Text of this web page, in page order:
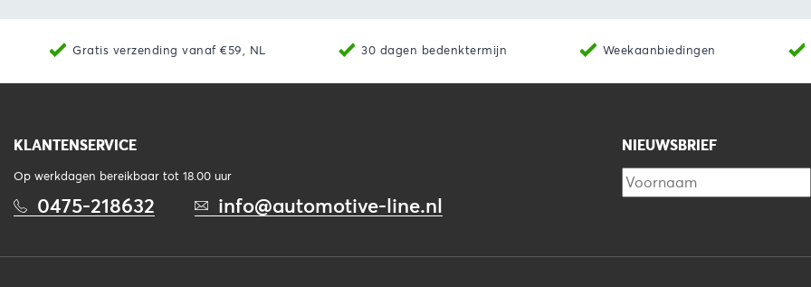
Gratis verzending vanaf €59, NL 30 dagen bedenktermijn Weekaanbiedingen
KLANTENSERVICE
Op werkdagen bereikbaar tot 18.00 uur
0475-218632 info@automotive-line.nl
NIEUWSBRIEF